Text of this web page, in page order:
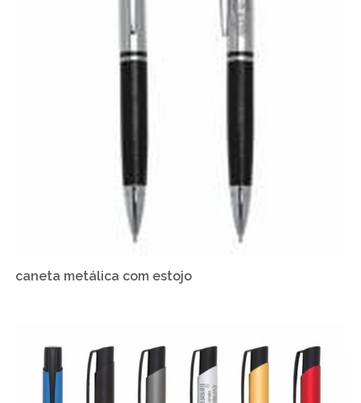
caneta metálica com estojo